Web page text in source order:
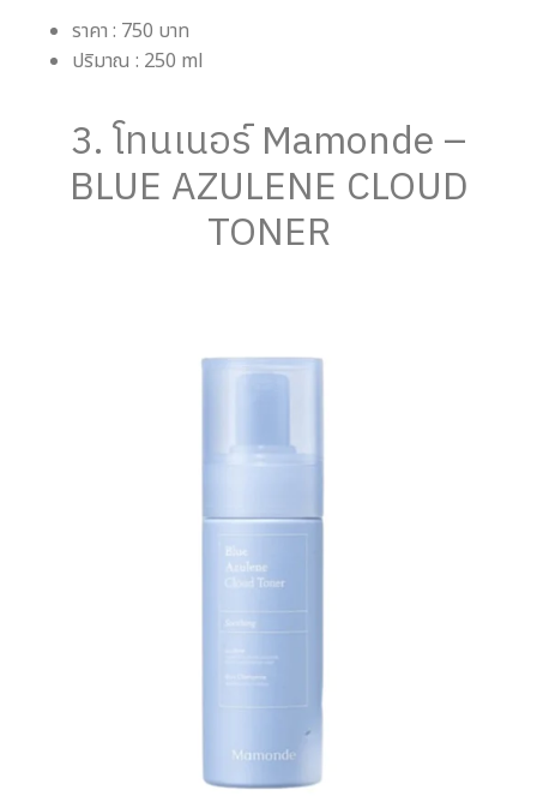
ราคา : 750 บาท
ปริมาณ : 250 ml
3. โทนเนอร์ Mamonde –
BLUE AZULENE CLOUD
TONER